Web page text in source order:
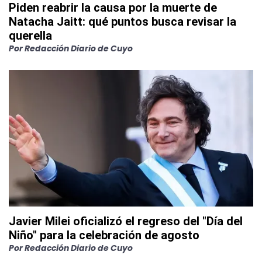
Piden reabrir la causa por la muerte de
Natacha Jaitt: qué puntos busca revisar la
querella
PorRedacción Diario de Cuyo
Javier Milei oficializó el regreso del "Día del
Niño" para la celebración de agosto
PorRedacción Diario de Cuyo